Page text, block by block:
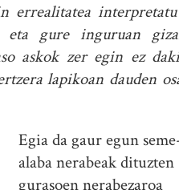
errealitatea
gure inguruan
askok zer egin ez
lapikoan dauden
Egia da gaur egun
alaba nerabeak dituzten
gurasoen nerabezaroa